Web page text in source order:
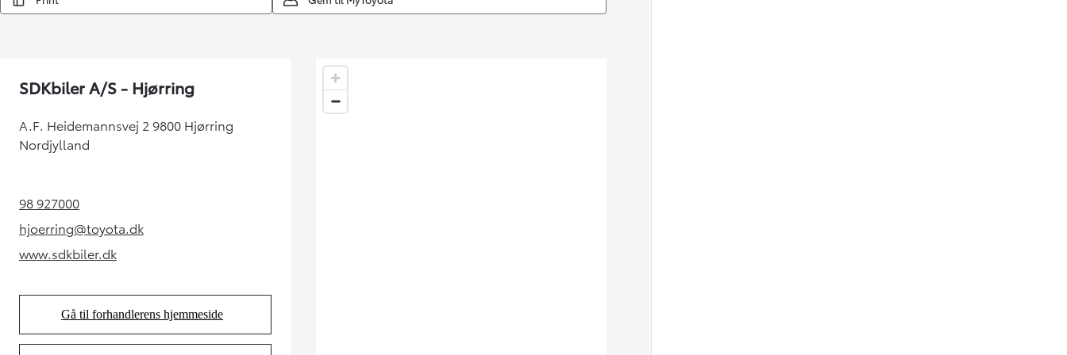
SDKbiler A/S - Hjørring
A.F. Heidemannsvej 2 9800 Hjørring
Nordjylland
98 927000(Opens in new tab)
hjoerring@toyota.dk
(Opens in new tab)
www.sdkbiler.dk(Opens in new tab)
Gå til forhandlerens hjemmeside
(Opens in new tab)